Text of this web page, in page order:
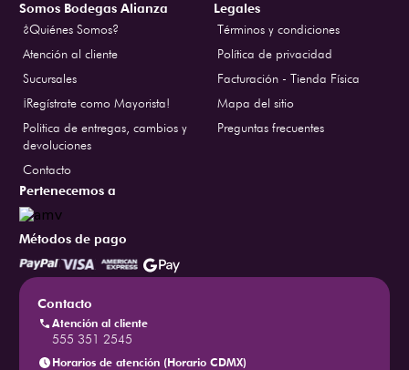
Somos Bodegas Alianza
¿Quiénes Somos?
Atención al cliente
Sucursales
¡Regístrate como Mayorista!
Politica de entregas, cambios y
devoluciones
Contacto
Legales
Términos y condiciones
Política de privacidad
Facturación - Tienda Física
Mapa del sitio
Preguntas frecuentes
Pertenecemos a
Métodos de pago
Contacto
Atención al cliente
555 351 2545
Horarios de atención (Horario CDMX)